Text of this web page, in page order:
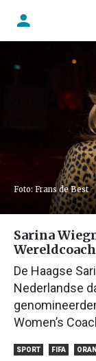
Foto: Frans de Best
Sarina
De Haagse
Nederlandse
Women’s
SPORT FIFA